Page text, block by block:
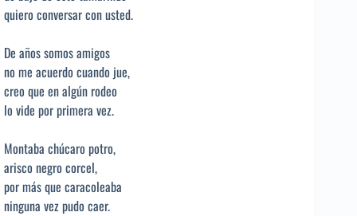
quiero conversar con usted.
De años somos amigos
no me acuerdo cuando jue,
creo que en algún rodeo
lo vide por primera vez.
Montaba chúcaro potro,
arisco negro corcel,
por más que caracoleaba
ninguna vez pudo caer.